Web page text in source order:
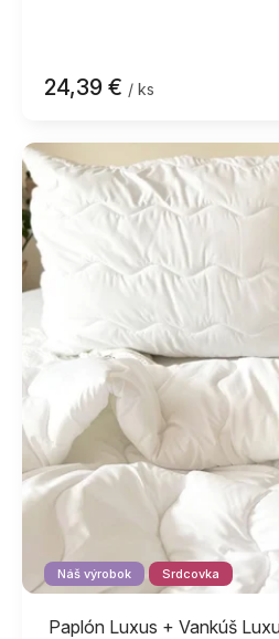
24,39 € / ks
Náš výrobok Srdcovka
Paplón Luxus + Vankúš